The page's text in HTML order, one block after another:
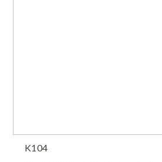
K104